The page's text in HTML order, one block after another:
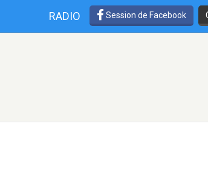
RADIO Session de Facebook